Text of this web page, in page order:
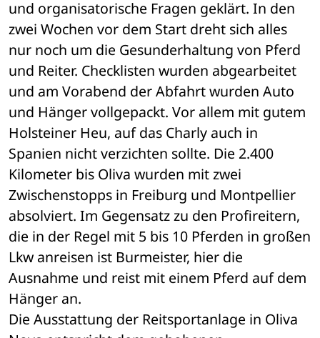
und organisatorische Fragen geklärt. In den
zwei Wochen vor dem Start dreht sich alles
nur noch um die Gesunderhaltung von Pferd
und Reiter. Checklisten wurden abgearbeitet
und am Vorabend der Abfahrt wurden Auto
und Hänger vollgepackt. Vor allem mit gutem
Holsteiner Heu, auf das Charly auch in
Spanien nicht verzichten sollte. Die 2.400
Kilometer bis Oliva wurden mit zwei
Zwischenstopps in Freiburg und Montpellier
absolviert. Im Gegensatz zu den Profireitern,
die in der Regel mit 5 bis 10 Pferden in großen
Lkw anreisen ist Burmeister, hier die
Ausnahme und reist mit einem Pferd auf dem
Hänger an.
Die Ausstattung der Reitsportanlage in Oliva